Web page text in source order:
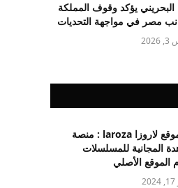
البحريني يؤكد وقوف المملكة
مصر في مواجهة التحديات
رابط موقع لاروزا laroza : منصة
المجانية للمسلسلات
الموقع الأصلي